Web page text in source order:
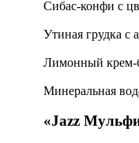
Сибас-конфи с
Утиная грудка с
Лимонный крем-
Минеральная
«Jazz